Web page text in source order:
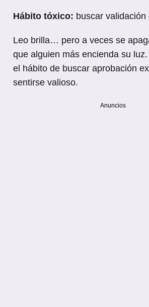
Hábito tóxico: buscar validación
Leo brilla… pero a veces se
que alguien más encienda su
el hábito de buscar aprobación
sentirse valioso.
Anuncios